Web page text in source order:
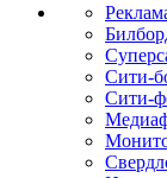
Сити-
Сити-